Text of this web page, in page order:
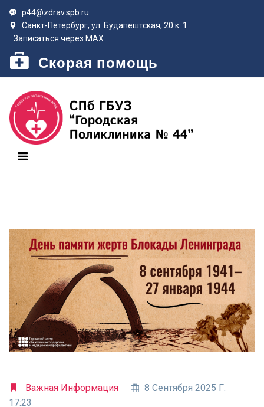
p44@zdrav.spb.ru
Санкт-Петербург, ул. Будапештская, 20 к. 1
Записаться через MAX
Скорая помощь
Важная Информация
8 Сентября 2025 Г.
17:23